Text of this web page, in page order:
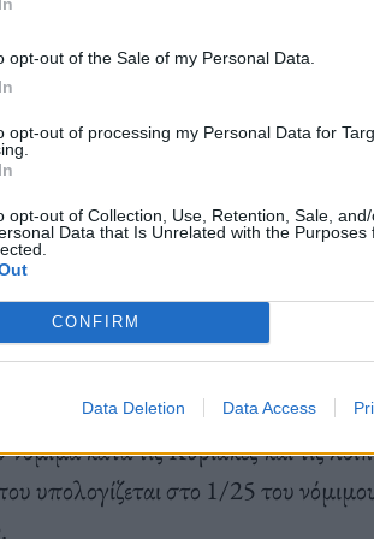
opt-out of the Sale of my Personal Data.
opt-out of processing my Personal Data for
opt-out of Collection, Use, Retention, Sale,
Data that Is Unrelated with the Purposes
CONFIRM
Data Deletion Data Access
με μηνιαίο μισθό:
Κυριακές και ημέρες αργίας και
οφείλεται το
νόμιμου ημερομισθίου για όσες
κατά τις Κυριακές και τις
υπολογίζεται στο 1/25 του